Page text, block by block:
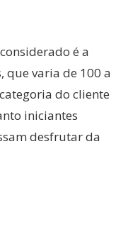
é a
varia de 100 a
do cliente
iniciantes
desfrutar da